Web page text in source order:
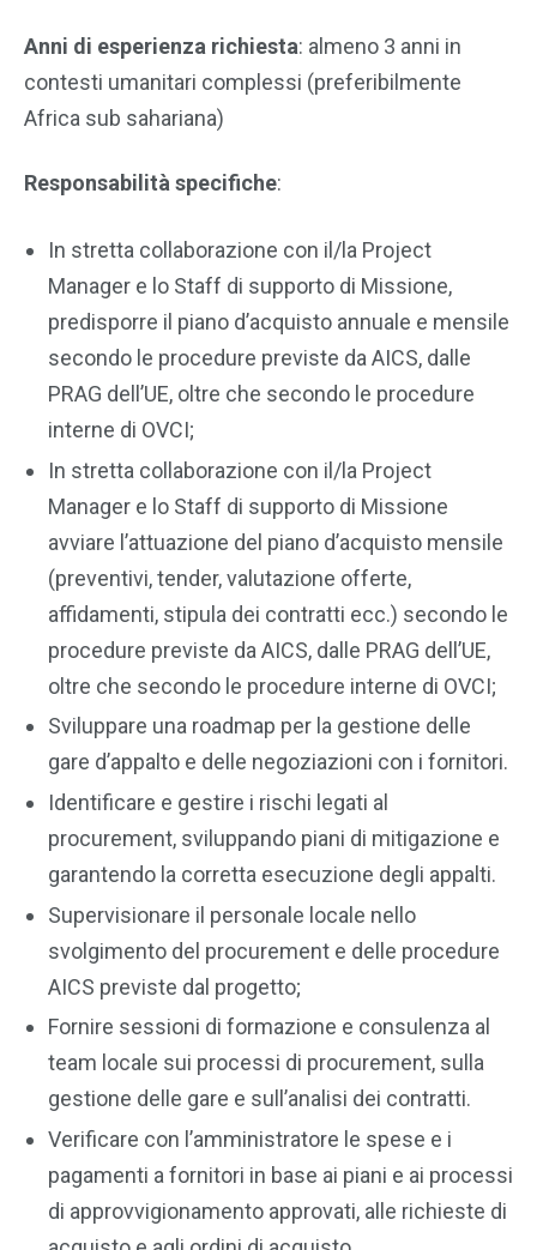
Anni di esperienza richiesta: almeno 3 anni in
contesti umanitari complessi (preferibilmente
Africa sub sahariana)
Responsabilità specifiche:
In stretta collaborazione con il/la Project
Manager e lo Staff di supporto di Missione,
predisporre il piano d’acquisto annuale e mensile
secondo le procedure previste da AICS, dalle
PRAG dell’UE, oltre che secondo le procedure
interne di OVCI;
In stretta collaborazione con il/la Project
Manager e lo Staff di supporto di Missione
avviare l’attuazione del piano d’acquisto mensile
(preventivi, tender, valutazione offerte,
affidamenti, stipula dei contratti ecc.) secondo le
procedure previste da AICS, dalle PRAG dell’UE,
oltre che secondo le procedure interne di OVCI;
Sviluppare una roadmap per la gestione delle
gare d’appalto e delle negoziazioni con i fornitori.
Identificare e gestire i rischi legati al
procurement, sviluppando piani di mitigazione e
garantendo la corretta esecuzione degli appalti.
Supervisionare il personale locale nello
svolgimento del procurement e delle procedure
AICS previste dal progetto;
Fornire sessioni di formazione e consulenza al
team locale sui processi di procurement, sulla
gestione delle gare e sull’analisi dei contratti.
Verificare con l’amministratore le spese e i
pagamenti a fornitori in base ai piani e ai processi
di approvvigionamento approvati, alle richieste di